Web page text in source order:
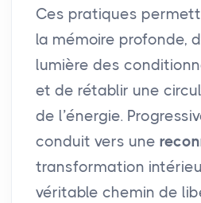
Ces pratiques
la mémoire profonde,
lumière des
et de rétablir une
de l’énergie.
conduit vers une
transformation
véritable chemin de